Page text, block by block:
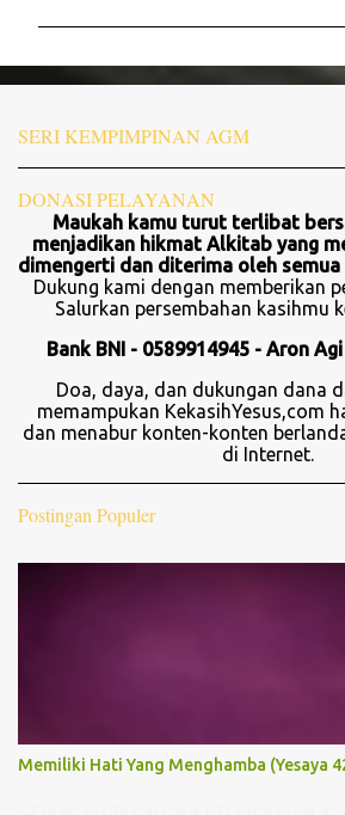
n
SERI KEMPIMPINAN AGM
DONASI PELAYANAN
Maukah kamu turut terlibat
menjadikan hikmat Alkitab yang
dimengerti dan diterima oleh semua
Dukung kami dengan memberikan
Salurkan persembahan kasihmu
Bank BNI - 0589914945 - Aron
Doa, daya, dan dukungan dana
memampukan KekasihYesus,com
dan menabur konten-konten
di Internet.
Postingan Populer
Memiliki Hati Yang Menghamba (Yesaya